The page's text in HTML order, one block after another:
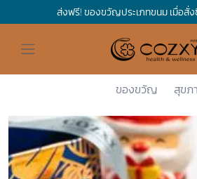
ส่งฟรี! ของขวัญประเภทขนม เมื่อสั่
ของขวัญ สุขภ
อาหาร
ดูทั้งหมด ของขวัญและเทศกาล
Holidays
ดูทั้งหมด Holidays
Father's day
New Year
By Occasion
ดูทั้งหมด By Occasion
Stay Safe
New Baby
ดูทั้งหมด Special one
For Her
ดูทั้งหมด เครื่องดื่ม
ดูทั้งหมด Premium Bird's Nest
Gift Boxes
Bird's nest sets
Tea
ดูทั้งหมด Tea
Tasting Boxes
Luxury
ดูทั้งหมด Luxury
Non-Alcoholic Beverage
ดูทั้งหมด อาหาร
ดูทั้งหมด Wholegrain
Organic Rice
Cookies
ดูทั้งหมด Cookies
Gift Boxes
Tasting Boxes
Chocolate
ดูทั้งหมด Chocolate
Tasting Boxes
ดูทั้งหมด Macaron
Tasting Boxes
ดูทั้งหมด ของใช้ในบ้าน
หมอนประคบร้อนเย็น
ผ้าห่มถ่วงน้ำหนัก
เกี่ยวกับเรา
Gift box
Read our blogs
Corporate Gift
Wedding Gift
Spa